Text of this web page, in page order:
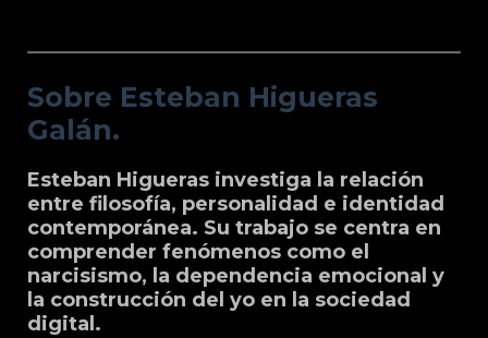
Sobre Esteban Higueras
Galán.
Esteban Higueras investiga la relación
entre filosofía, personalidad e identidad
contemporánea. Su trabajo se centra en
comprender fenómenos como el
narcisismo, la dependencia emocional y
la construcción del yo en la sociedad
digital.